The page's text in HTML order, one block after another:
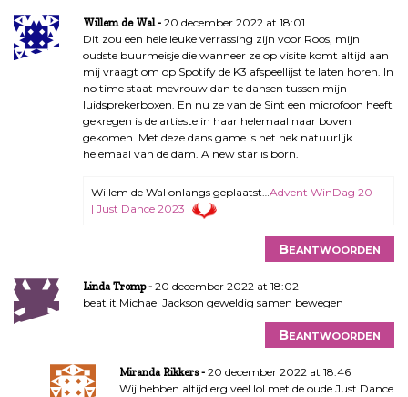
Willem de Wal
20 december 2022 at 18:01
Dit zou een hele leuke verrassing zijn voor Roos, mijn
oudste buurmeisje die wanneer ze op visite komt altijd aan
mij vraagt om op Spotify de K3 afspeellijst te laten horen. In
no time staat mevrouw dan te dansen tussen mijn
luidsprekerboxen. En nu ze van de Sint een microfoon heeft
gekregen is de artieste in haar helemaal naar boven
gekomen. Met deze dans game is het hek natuurlijk
helemaal van de dam. A new star is born.
Willem de Wal onlangs geplaatst…Advent WinDag 20
| Just Dance 2023
Beantwoorden
Linda Tromp
20 december 2022 at 18:02
beat it Michael Jackson geweldig samen bewegen
Beantwoorden
Miranda Rikkers
20 december 2022 at 18:46
Wij hebben altijd erg veel lol met de oude Just Dance